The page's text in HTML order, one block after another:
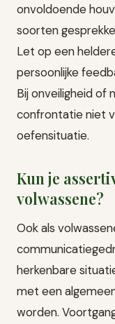
onvoldoende
soorten
Let op een
persoonlijke
Bij onveiligheid of
confrontatie niet
oefensituatie.
Kun je
volwassene?
Ook als
herkenbare
met een
worden.